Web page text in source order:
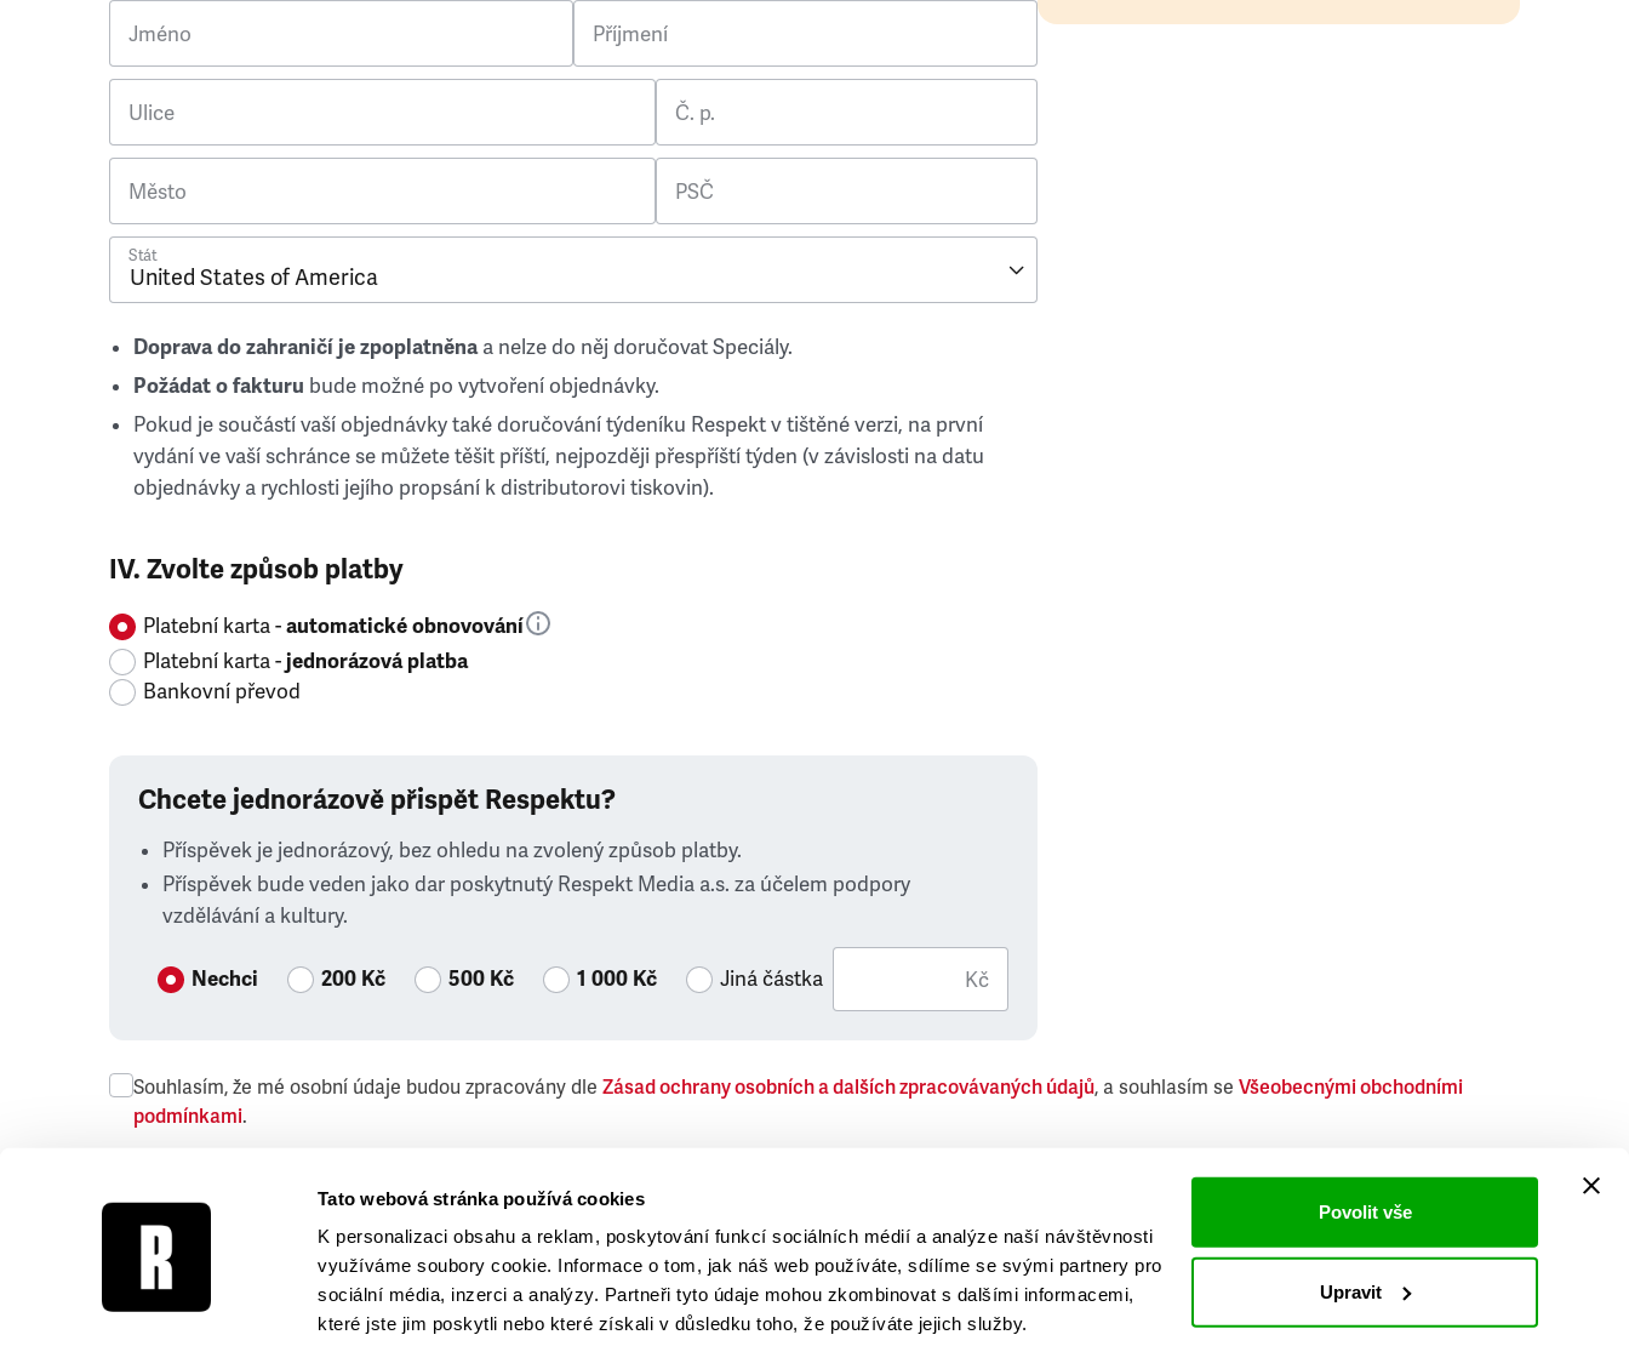
Tato webová stránka používá cookies
K personalizaci obsahu a reklam, poskytování funkcí sociálních médií a analýze naší návštěvnosti
využíváme soubory cookie. Informace o tom, jak náš web používáte, sdílíme se svými partnery pro
sociální média, inzerci a analýzy. Partneři tyto údaje mohou zkombinovat s dalšími informacemi,
které jste jim poskytli nebo které získali v důsledku toho, že používáte jejich služby.
Povolit vše
Upravit
Jméno Příjmení
Ulice Č. p.
Město PSČ
Stát
Doprava do zahraničí je zpoplatněnaa nelze do něj doručovat Speciály.
Požádat o fakturu bude možné po vytvoření objednávky.
Pokud je součástí vaší objednávky také doručování týdeníku Respekt v tištěné verzi, na první
vydání ve vaší schránce se můžete těšit příští, nejpozději přespříští týden (v závislosti na datu
objednávky a rychlosti jejího propsání k distributorovi tiskovin).
IV. Zvolte způsob platby
Platební karta -automatické obnovování
Platební karta -jednorázová platba
Bankovní převod
Chcete jednorázově přispět Respektu?
Příspěvek je jednorázový, bez ohledu na zvolený způsob platby.
Příspěvek bude veden jako dar poskytnutý Respekt Media a.s. za účelem podpory
vzdělávání a kultury.
Nechci 200 Kč 500 Kč 1 000 Kč Jiná částka Kč
Souhlasím, že mé osobní údaje budou zpracovány dle Zásad ochrany osobních a dalších zpracovávaných údajů, a souhlasím se Všeobecnými obchodními
podmínkami.